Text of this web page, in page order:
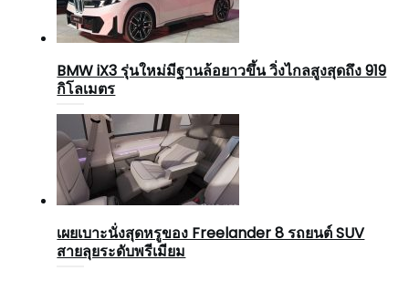
BMW iX3 รุ่นใหม่มีฐานล้อยาวขึ้น วิ่งไกลสูงสุดถึง 919
กิโลเมตร
เผยเบาะนั่งสุดหรูของ Freelander 8 รถยนต์ SUV
สายลุยระดับพรีเมียม